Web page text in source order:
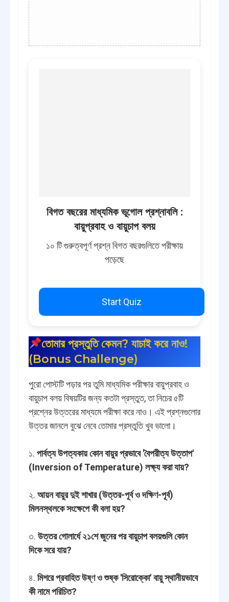
বিগত বছরের মাধ্যমিক ভূগোল প্রশ্নাবলি :
বায়ুপ্রবাহ ও বায়ুচাপ বলয়
১০ টি গুরুত্বপূর্ণ প্রশ্ন বিগত বছরগুলিতে পরীক্ষায়
পড়েছে
Start Quiz
তোমার প্রস্তুতি কেমন? যাচাই করে নাও!
(Bonus Challenge)
পুরো পোস্টটি পড়ার পর তুমি মাধ্যমিক পরীক্ষার বায়ুপ্রবাহ ও
বায়ুচাপ বলয় বিষয়টির জন্য কতটা প্রস্তুত, তা নিচের ৫টি
প্রশ্নের উত্তরের মাধ্যমে পরীক্ষা করে নাও। এই প্রশ্নগুলোর
উত্তর জানলে বুঝে নেবে তোমার প্রস্তুতি খুব ভালো।
১. পার্বত্য উপত্যকায় কোন বায়ুর প্রভাবে 'বৈপরীত্য উত্তাপ'
(Inversion of Temperature) লক্ষ্য করা যায়?
২. আয়ন বায়ুর দুই শাখার (উত্তর-পূর্ব ও দক্ষিণ-পূর্ব)
মিলনস্থলকে সংক্ষেপে কী বলা হয়?
৩. উত্তর গোলার্ধে ২১শে জুনের পর বায়ুচাপ বলয়গুলি কোন
দিকে সরে যায়?
৪. মিশরে প্রবাহিত উষ্ণ ও শুষ্ক 'সিরোক্কো' বায়ু স্থানীয়ভাবে
কী নামে পরিচিত?